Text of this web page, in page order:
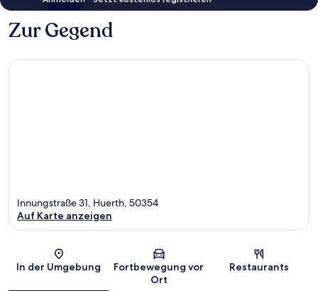
Zur Gegend
Karte
Innungstraße 31, Huerth, 50354
Auf Karte anzeigen
In der Umgebung
Fortbewegung vor
Ort
Restaurants